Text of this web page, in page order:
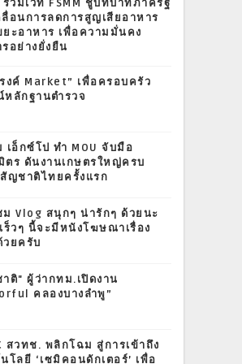
วมเวที FSMM ชูบทบาทภาครัฐ
อนการลดการสูญเสียอาหาร
ยะอาหาร เพื่อความมั่นคง
อย่างยั่งยืน
งค์ Market” เพื่อครอบครัว
ลักฐานตำรวจ
เอ็กซ์โป ทำ MOU จับมือ
ตร ดันงานเกษตรใหญ่ครบ
ญชาติไทยครั้งแรก
ม Vlog สนุกๆ น่ารักๆ ด้วยนะ
ร็วๆ นี้จะมีหนังโฆษณาเรื่อง
ยครับ
ติ" ผู้ว่ากทม.เปิดงาน
คลองบางลำพู”
สวทช. พลิกโฉม สู่การเข้าถึง
โลยี ‘เซมิคอนดักเตอร์’ เพื่อ